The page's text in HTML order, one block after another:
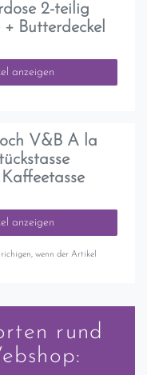
2-teilig
Butterdeckel
anzeigen
V&B A la
anzeigen
wenn der Artikel
rund